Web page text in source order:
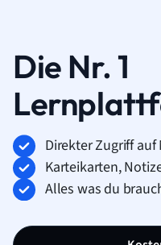
Die Nr. 1
Direkter Zugriff
Karteikarten,
Alles was du